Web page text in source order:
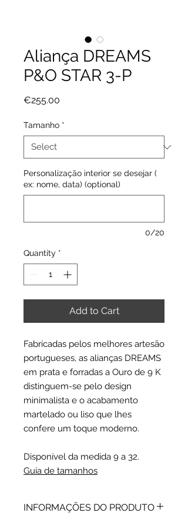
Aliança DREAMS
P&O STAR 3-P
€255.00
Tamanho *
Personalização interior se desejar (
ex: nome, data) (optional)
0/20
Quantity *
Add to Cart
Fabricadas pelos melhores artesão
portugueses, as alianças DREAMS
em prata e forradas a Ouro de 9 K
distinguem-se pelo design
minimalista e o acabamento
martelado ou liso que lhes
confere um toque moderno.
Disponível da medida 9 a 32.
Guia de tamanhos
INFORMAÇÕES DO PRODUTO